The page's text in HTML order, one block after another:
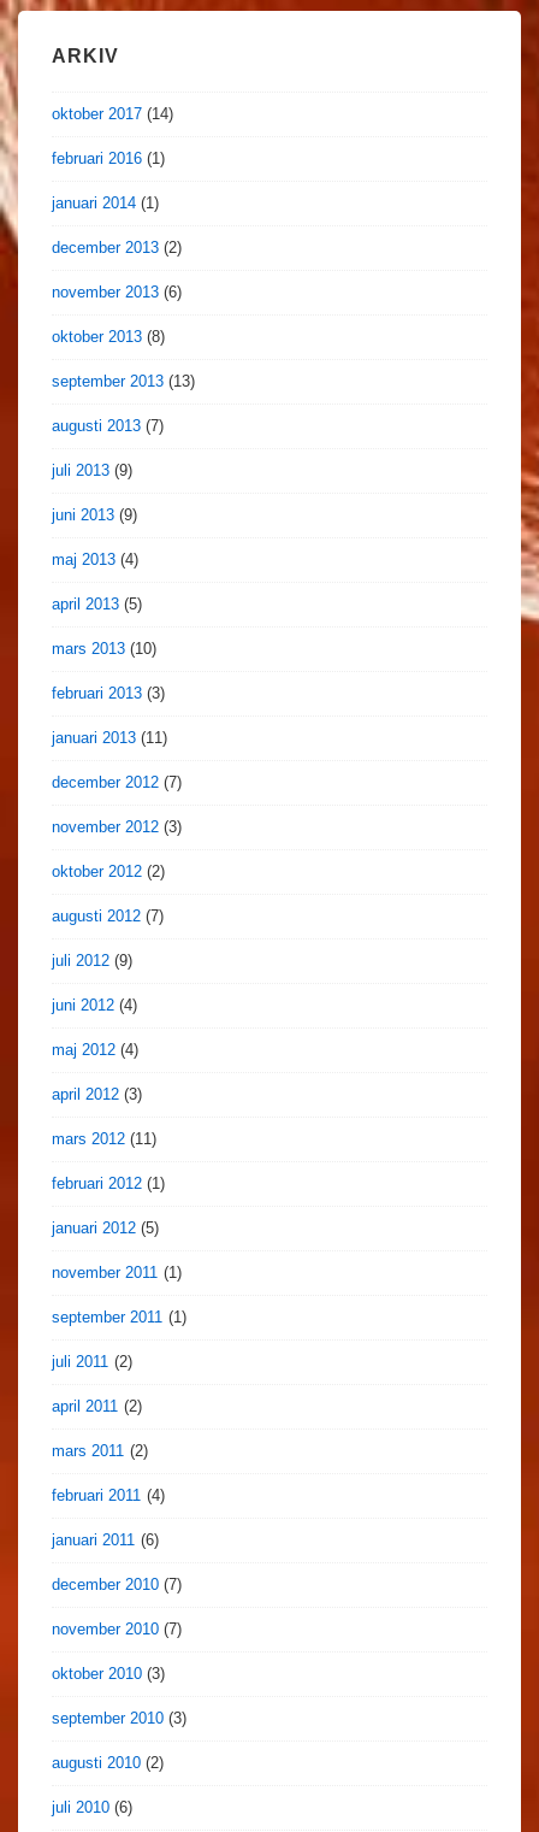
ARKIV
oktober 2017 (14)
februari 2016 (1)
januari 2014 (1)
december 2013 (2)
november 2013 (6)
oktober 2013 (8)
september 2013 (13)
augusti 2013 (7)
juli 2013 (9)
juni 2013 (9)
maj 2013 (4)
april 2013 (5)
mars 2013 (10)
februari 2013 (3)
januari 2013 (11)
december 2012 (7)
november 2012 (3)
oktober 2012 (2)
augusti 2012 (7)
juli 2012 (9)
juni 2012 (4)
maj 2012 (4)
april 2012 (3)
mars 2012 (11)
februari 2012 (1)
januari 2012 (5)
november 2011 (1)
september 2011 (1)
juli 2011 (2)
april 2011 (2)
mars 2011 (2)
februari 2011 (4)
januari 2011 (6)
december 2010 (7)
november 2010 (7)
oktober 2010 (3)
september 2010 (3)
augusti 2010 (2)
juli 2010 (6)